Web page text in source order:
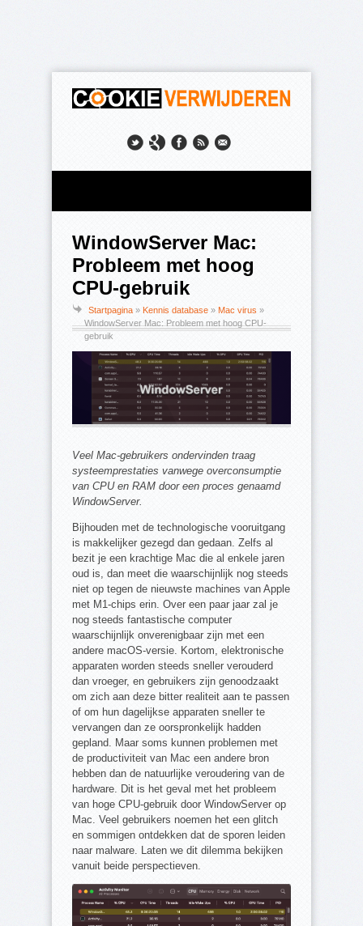
WindowServer Mac:
Probleem met hoog
CPU-gebruik
Startpagina » Kennis database » Mac virus »
WindowServer Mac: Probleem met hoog CPU-
gebruik
Veel Mac-gebruikers ondervinden traag
systeemprestaties vanwege overconsumptie
van CPU en RAM door een proces genaamd
WindowServer.
Bijhouden met de technologische vooruitgang
is makkelijker gezegd dan gedaan. Zelfs al
bezit je een krachtige Mac die al enkele jaren
oud is, dan meet die waarschijnlijk nog steeds
niet op tegen de nieuwste machines van Apple
met M1-chips erin. Over een paar jaar zal je
nog steeds fantastische computer
waarschijnlijk onverenigbaar zijn met een
andere macOS-versie. Kortom, elektronische
apparaten worden steeds sneller verouderd
dan vroeger, en gebruikers zijn genoodzaakt
om zich aan deze bitter realiteit aan te passen
of om hun dagelijkse apparaten sneller te
vervangen dan ze oorspronkelijk hadden
gepland. Maar soms kunnen problemen met
de productiviteit van Mac een andere bron
hebben dan de natuurlijke veroudering van de
hardware. Dit is het geval met het probleem
van hoge CPU-gebruik door WindowServer op
Mac. Veel gebruikers noemen het een glitch
en sommigen ontdekken dat de sporen leiden
naar malware. Laten we dit dilemma bekijken
vanuit beide perspectieven.